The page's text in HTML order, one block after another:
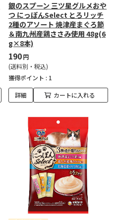
銀のスプーン 三ツ星グルメおや
つ にっぽんSelect とろリッチ
2種のアソート 焼津産まぐろ節
＆南九州産鶏ささみ使用 48g(6
g×8本)
190円
(送料別・税込)
獲得ポイント : 1
詳細 カートに入れる